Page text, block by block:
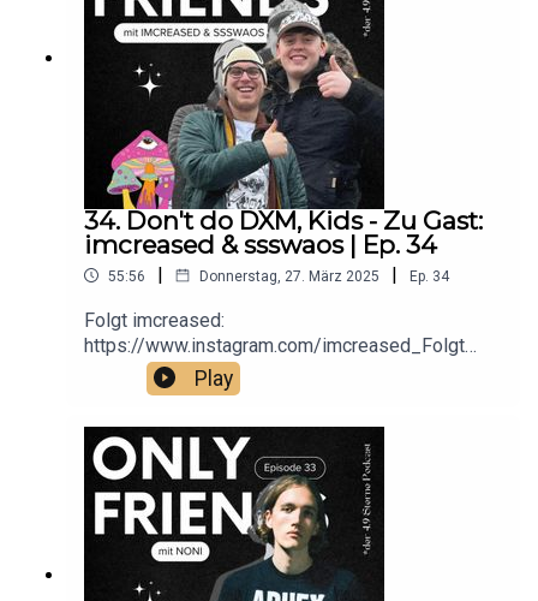
34. Don't do DXM, Kids - Zu Gast:
imcreased & ssswaos | Ep. 34
55:56 | Donnerstag, 27. März 2025 | Ep. 34
Folgt imcreased:
https://www.instagram.com/imcreased_Folgt
ssswaos:
https://www.instagram.com/ssswaosFolgt Mauli:
"Cinepop" auf allen PlattformenUnd bewertet den
Podcast mit 4,9 Sternen <3
Play